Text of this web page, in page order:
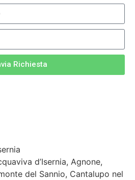
Richiesta
d’Isernia, Agnone,
del Sannio, Cantalupo nel